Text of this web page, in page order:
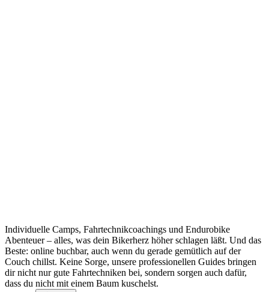
Individuelle Camps, Fahrtechnikcoachings und Endurobike
Abenteuer – alles, was dein Bikerherz höher schlagen läßt. Und das
Beste: online buchbar, auch wenn du gerade gemütlich auf der
Couch chillst. Keine Sorge, unsere professionellen Guides bringen
dir nicht nur gute Fahrtechniken bei, sondern sorgen auch dafür,
dass du nicht mit einem Baum kuschelst.